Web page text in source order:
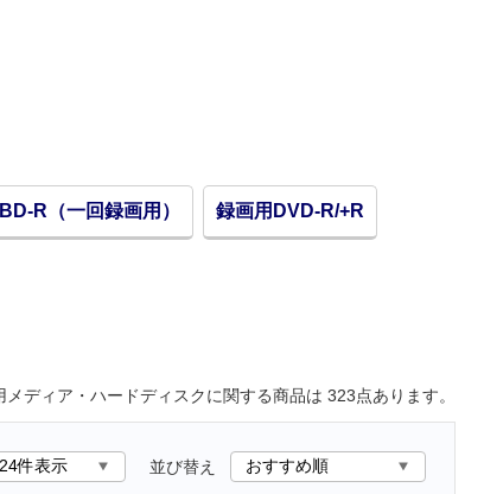
R（一回録画用） 録画用DVD-R/+R
メディア・ハードディスクに関する商品は 323点あります。
並び替え